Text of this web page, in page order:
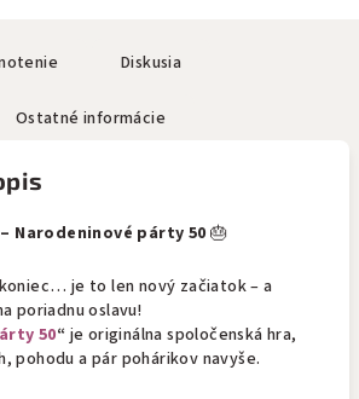
Diskusia
Ostatné informácie
– Narodeninové párty 50 🎂
je to len nový začiatok – a
poriadnu oslavu!
50“ je originálna spoločenská hra,
pohodu a pár pohárikov navyše.